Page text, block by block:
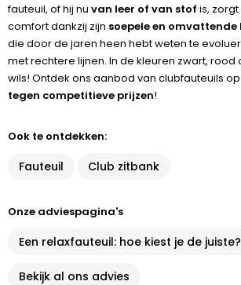
fauteuil, of hij nu van leer of van stof is,
comfort dankzij zijn soepele en omvattende
die door de jaren heen hebt weten te
met rechtere lijnen. In de kleuren zwart, rood
wils! Ontdek ons aanbod van clubfauteuils
tegen competitieve prijzen!
Ook te ontdekken:
Fauteuil Club zitbank
Onze adviespagina's
Een relaxfauteuil: hoe kiest je de juiste?
Bekijk al ons advies